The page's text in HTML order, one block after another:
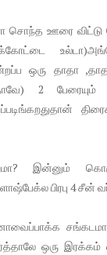
சொந்த ஊரை விட்டு
ஒரு தாதா
2 பேரையும்
இன்னும்
பிரபு 4 சீன்
சங்கடமா
ஒரு இரக்கம்